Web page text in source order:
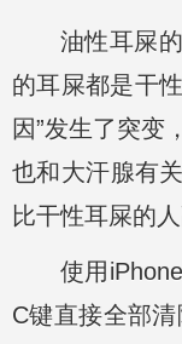
油性耳屎
的耳屎都是干
因”发生了突变
也和大汗腺有
比干性耳屎的人
使用
C键直接全部